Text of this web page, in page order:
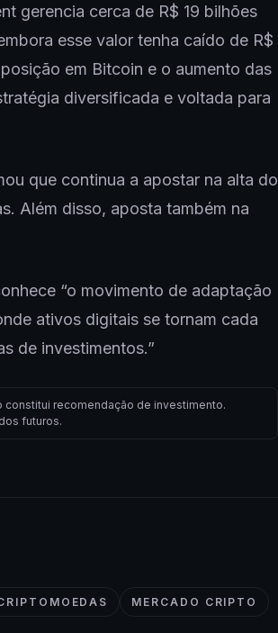
gerencia cerca de R$ 19 bilhões
esse valor tenha caído de R$
em Bitcoin e o aumento das
diversificada e voltada para
que continua a apostar na alta do
Além disso, aposta também na
“o movimento de adaptação
ativos digitais se tornam cada
de investimentos.”
recomendação de investimento.
futuros.
MERCADO CRIPTO